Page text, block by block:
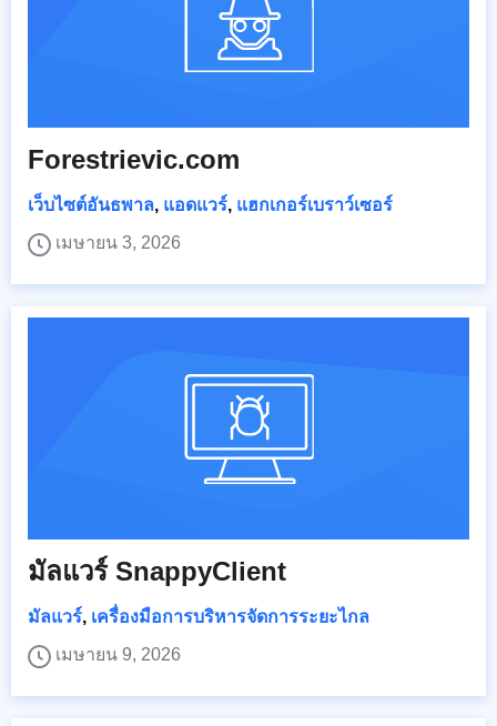
Forestrievic.com
เว็บไซต์อันธพาล, แอดแวร์, แฮกเกอร์เบราว์เซอร์
เมษายน 3, 2026
มัลแวร์ SnappyClient
มัลแวร์, เครื่องมือการบริหารจัดการระยะไกล
เมษายน 9, 2026